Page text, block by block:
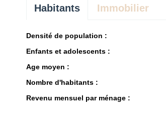
Habitants Immobilier
Densité de population :
Enfants et adolescents :
Age moyen :
Nombre d'habitants :
Revenu mensuel par ménage :